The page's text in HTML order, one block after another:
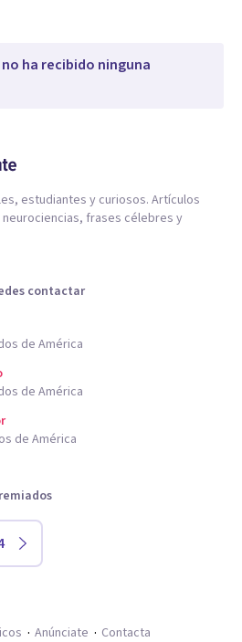
ha recibido ninguna
estudiantes y curiosos. Artículos
frases célebres y
contactar
de América
de América
de América
Anúnciate Contacta